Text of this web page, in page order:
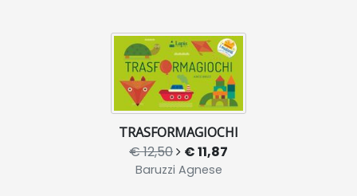
TRASFORMAGIOCHI
€ 12,50 € 11,87
Baruzzi Agnese